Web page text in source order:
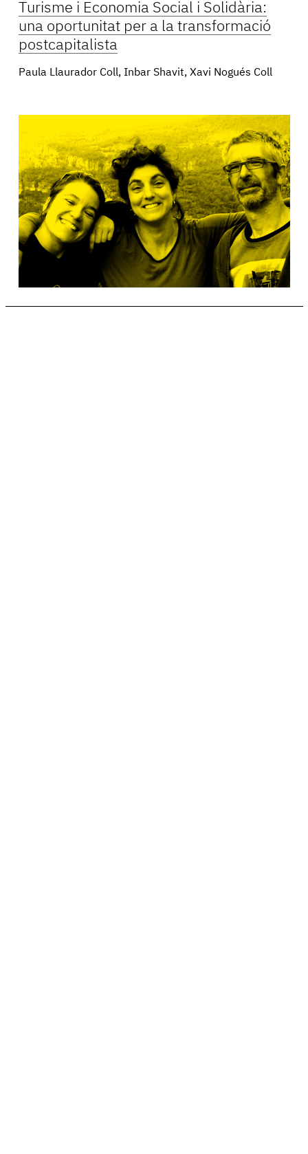
Turisme i Economia Social i Solidària:
una oportunitat per a la transformació
postcapitalista
Paula Llaurador Coll, Inbar Shavit, Xavi Nogués Coll